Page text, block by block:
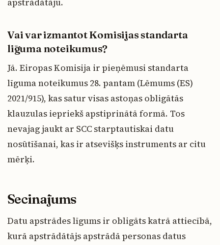
apstrādātāju.
Vai var izmantot Komisijas standarta
līguma noteikumus?
Jā. Eiropas Komisija ir pieņēmusi standarta
līguma noteikumus 28. pantam (Lēmums (ES)
2021/915), kas satur visas astoņas obligātās
klauzulas iepriekš apstiprinātā formā. Tos
nevajag jaukt ar SCC starptautiskai datu
nosūtīšanai, kas ir atsevišķs instruments ar citu
mērķi.
Secinājums
Datu apstrādes līgums ir obligāts katrā attiecībā,
kurā apstrādātājs apstrādā personas datus